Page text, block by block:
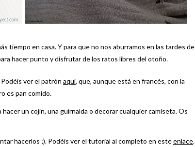
tiempo en casa. Y para que no nos aburramos en las tardes de
hacer punto y disfrutar de los ratos libres del otoño.
ver el patrón aquí, que, aunque está en francés, con la
es pan comido.
hacer un cojín, una guirnalda o decorar cualquier camiseta. Os
hacerlos ;). Podéis ver el tutorial al completo en esteenlace.